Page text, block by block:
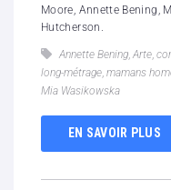
Moore, Annette Bening,
Hutcherson.
Annette Bening, Arte,
long-métrage, mamans
Mia Wasikowska
EN SAVOIR PLUS